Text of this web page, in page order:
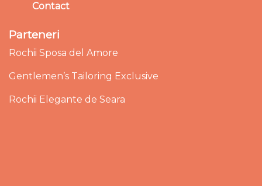
Contact
Parteneri
Rochii Sposa del Amore
Gentlemen’s Tailoring Exclusive
Rochii Elegante de Seara